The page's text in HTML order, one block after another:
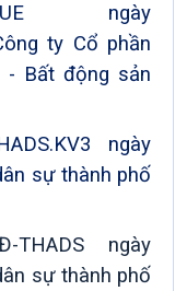
ngày
ty Cổ phần
Bất động sản
ngày
sự thành phố
ngày
sự thành phố